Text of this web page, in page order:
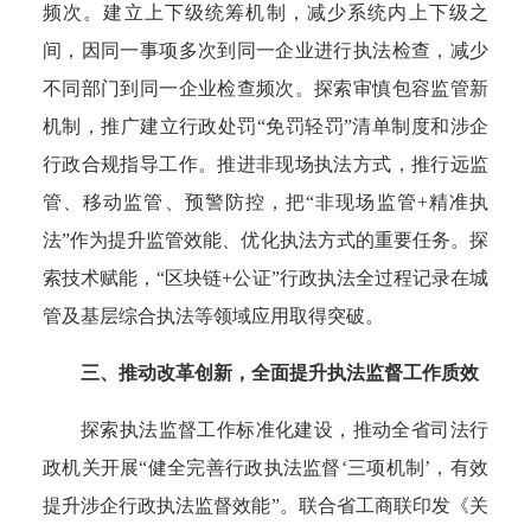
频次。建立上下级统筹机制，减少系统内上下级之
间，因同一事项多次到同一企业进行执法检查，减少
不同部门到同一企业检查频次。探索审慎包容监管新
机制，推广建立行政处罚“免罚轻罚”清单制度和涉企
行政合规指导工作。推进非现场执法方式，推行远监
管、移动监管、预警防控，把“非现场监管+精准执
法”作为提升监管效能、优化执法方式的重要任务。探
索技术赋能，“区块链+公证”行政执法全过程记录在城
管及基层综合执法等领域应用取得突破。
三、推动改革创新，全面提升执法监督工作质效
探索执法监督工作标准化建设，推动全省司法行
政机关开展“健全完善行政执法监督‘三项机制’，有效
提升涉企行政执法监督效能”。联合省工商联印发《关